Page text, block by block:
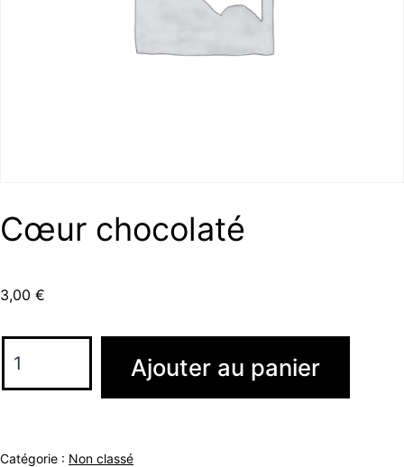
Cœur chocolaté
3,00 €
Ajouter au panier
Catégorie : Non classé